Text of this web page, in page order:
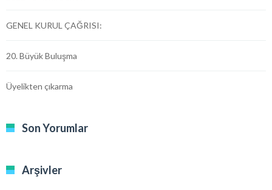
GENEL KURUL ÇAĞRISI:
20. Büyük Buluşma
Üyelikten çıkarma
Son Yorumlar
Arşivler